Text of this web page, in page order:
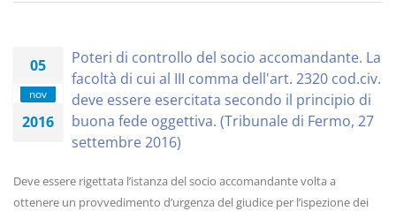
05
nov
2016
Poteri di controllo del socio accomandante. La
facoltà di cui al III comma dell'art. 2320 cod.civ.
deve essere esercitata secondo il principio di
buona fede oggettiva. (Tribunale di Fermo, 27
settembre 2016)
Deve essere rigettata l’istanza del socio accomandante volta a
ottenere un provvedimento d’urgenza del giudice per l’ispezione dei